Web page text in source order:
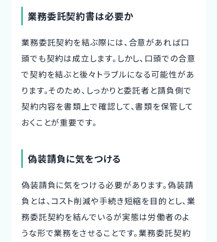
業務委託契約書は必要か
業務委託契約を結ぶ際には、合意があれば口
頭でも契約は成立します。しかし、口頭での合意
で契約を結ぶと後々トラブルになる可能性があ
ります。そのため、しっかりと委託者と請負側で
契約内容を書類上で確認して、書類を保管して
おくことが重要です。
偽装請負に気をつける
偽装請負に気をつける必要があります。偽装請
負とは、コスト削減や手続き短縮を目的とし、業
務委託契約を結んでいるが実態は労働者のよ
うな形で業務をさせることです。業務委託契約